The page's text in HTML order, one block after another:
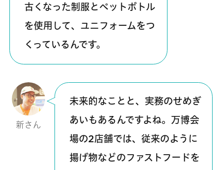
古くなった制服とペットボトル
を使用して、ユニフォームをつ
くっているんです。
新さん
未来的なことと、実務のせめぎ
あいもあるんですよね。万博会
場の2店舗では、従来のように
揚げ物などのファストフードを